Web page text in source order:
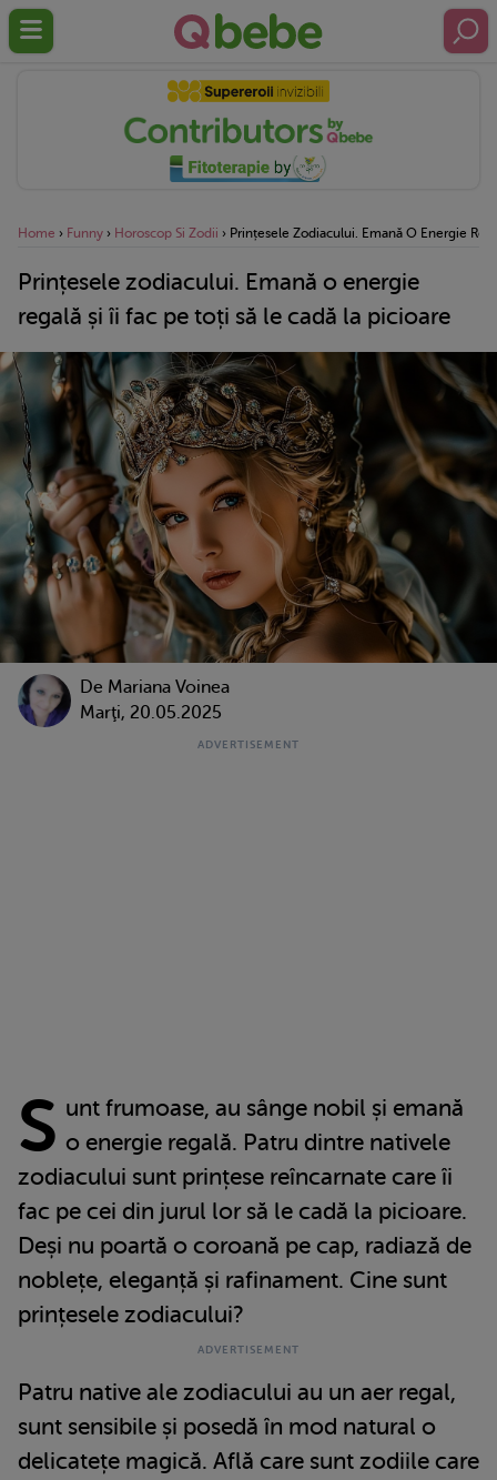
Home › Funny › Horoscop Si Zodii › Prințesele Zodiacului. Emană O Energie
Prințesele zodiacului. Emană o energie
regală și îi fac pe toți să le cadă la picioare
De Mariana Voinea
Marţi, 20.05.2025
S unt frumoase, au sânge nobil și emană
o energie regală. Patru dintre nativele
zodiacului sunt prințese reîncarnate care îi
fac pe cei din jurul lor să le cadă la picioare.
Deși nu poartă o coroană pe cap, radiază de
noblețe, eleganță și rafinament. Cine sunt
prințesele zodiacului?
Patru native ale zodiacului au un aer regal,
sunt sensibile și posedă în mod natural o
delicatețe magică. Află care sunt zodiile care